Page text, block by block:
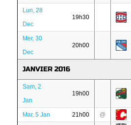
Lun, 28
Dec
19h30
Mer, 30
Dec
20h00
JANVIER 2016
Sam, 2
Jan
19h00
Mar, 5 Jan 21h00 @